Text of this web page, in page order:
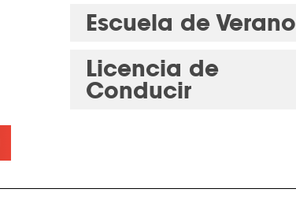
Escuela de Verano
Licencia de
Conducir